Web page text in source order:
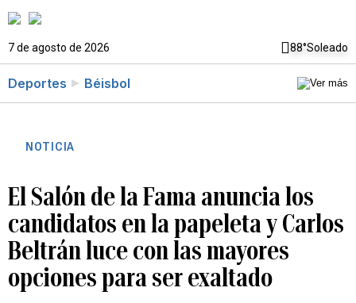
7 de agosto de 2026 88°Soleado
Deportes Béisbol
NOTICIA
El Salón de la Fama anuncia los
candidatos en la papeleta y Carlos
Beltrán luce con las mayores
opciones para ser exaltado